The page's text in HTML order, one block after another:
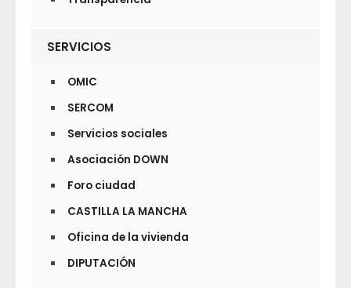
SERVICIOS
OMIC
SERCOM
Servicios sociales
Asociación DOWN
Foro ciudad
CASTILLA LA MANCHA
Oficina de la vivienda
DIPUTACIÓN